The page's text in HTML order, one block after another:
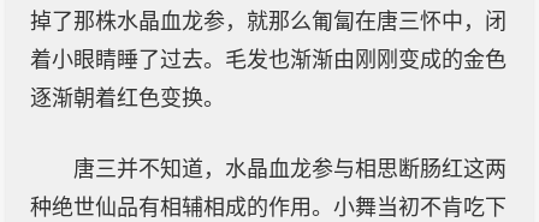
掉了那株水晶血龙参，就那么匍匐在唐三怀中，闭
着小眼睛睡了过去。毛发也渐渐由刚刚变成的金色
逐渐朝着红色变换。
唐三并不知道，水晶血龙参与相思断肠红这两
种绝世仙品有相辅相成的作用。小舞当初不肯吃下